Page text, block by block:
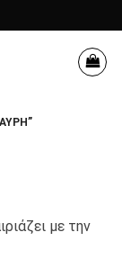
με την